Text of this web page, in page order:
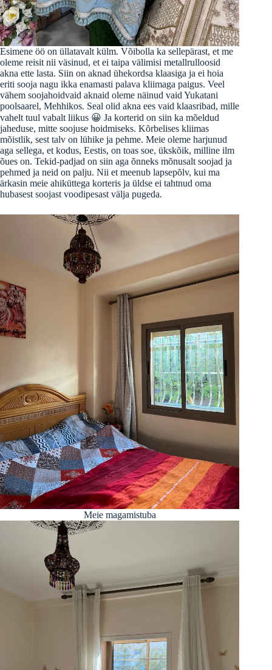
Esimene öö on üllatavalt külm. Võibolla ka sellepärast, et me
oleme reisit nii väsinud, et ei taipa välimisi metallrulloosid
akna ette lasta. Siin on aknad ühekordsa klaasiga ja ei hoia
eriti sooja nagu ikka enamasti palava kliimaga paigus. Veel
vähem soojahoidvaid aknaid oleme näinud vaid Yukatani
poolsaarel, Mehhikos. Seal olid akna ees vaid klaasribad, mille
vahelt tuul vabalt liikus 😀 Ja korterid on siin ka mõeldud
jaheduse, mitte soojuse hoidmiseks. Kõrbelises kliimas
mõistlik, sest talv on lühike ja pehme. Meie oleme harjunud
aga sellega, et kodus, Eestis, on toas soe, ükskõik, milline ilm
õues on. Tekid-padjad on siin aga õnneks mõnusalt soojad ja
pehmed ja neid on palju. Nii et meenub lapsepõlv, kui ma
ärkasin meie ahiküttega korteris ja üldse ei tahtnud oma
hubasest soojast voodipesast välja pugeda.
Meie magamistuba